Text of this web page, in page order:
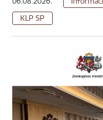
KLP SP